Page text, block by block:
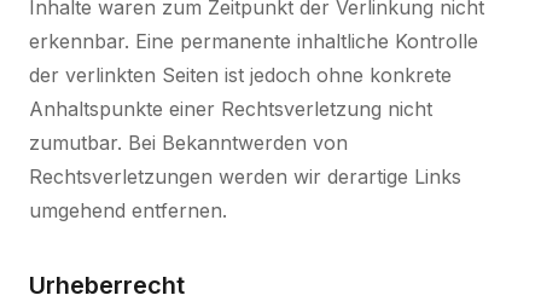
Inhalte waren zum Zeitpunkt der Verlinkung nicht
erkennbar. Eine permanente inhaltliche Kontrolle
der verlinkten Seiten ist jedoch ohne konkrete
Anhaltspunkte einer Rechtsverletzung nicht
zumutbar. Bei Bekanntwerden von
Rechtsverletzungen werden wir derartige Links
umgehend entfernen.
Urheberrecht